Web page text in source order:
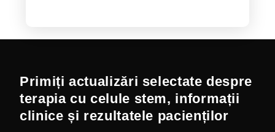
Primiți actualizări selectate despre
terapia cu celule stem, informații
clinice și rezultatele pacienților